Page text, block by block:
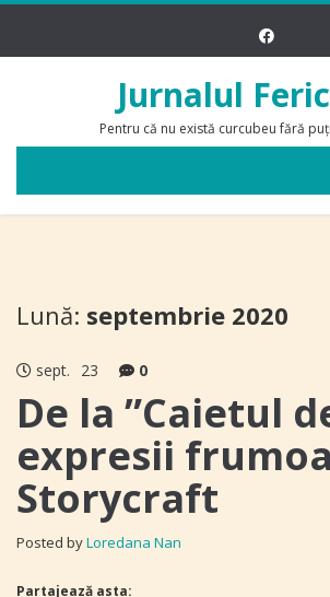
Jurnalul
Pentru că nu există curcubeu fără
Lună: septembrie 2020
sept. 23 0
De la ”Caietul
expresii
Storycraft
Posted byLoredana Nan
Partajează asta: